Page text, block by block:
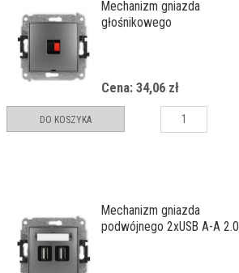
Mechanizm gniazda
głośnikowego
Cena: 34,06 zł
DO KOSZYKA
Mechanizm gniazda
podwójnego 2xUSB A-A 2.0